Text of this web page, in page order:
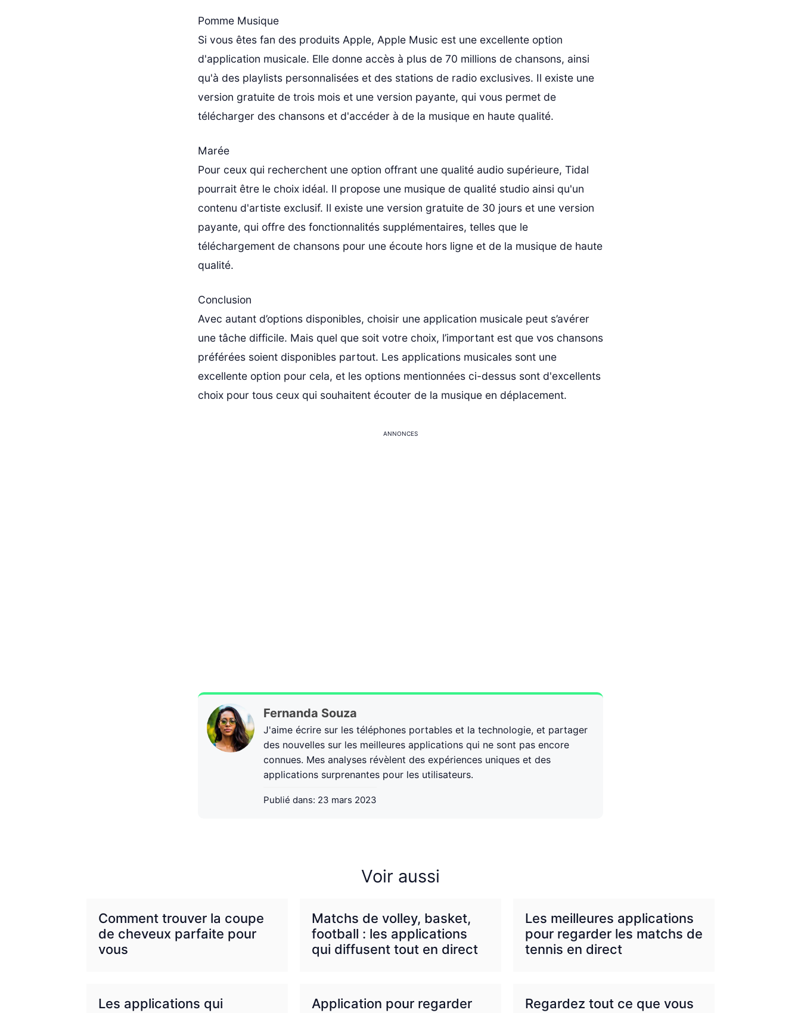
Pomme Musique
Si vous êtes fan des produits Apple, Apple Music est une excellente option
d'application musicale. Elle donne accès à plus de 70 millions de chansons, ainsi
qu'à des playlists personnalisées et des stations de radio exclusives. Il existe une
version gratuite de trois mois et une version payante, qui vous permet de
télécharger des chansons et d'accéder à de la musique en haute qualité.
Marée
Pour ceux qui recherchent une option offrant une qualité audio supérieure, Tidal
pourrait être le choix idéal. Il propose une musique de qualité studio ainsi qu'un
contenu d'artiste exclusif. Il existe une version gratuite de 30 jours et une version
payante, qui offre des fonctionnalités supplémentaires, telles que le
téléchargement de chansons pour une écoute hors ligne et de la musique de haute
qualité.
Conclusion
Avec autant d’options disponibles, choisir une application musicale peut s’avérer
une tâche difficile. Mais quel que soit votre choix, l’important est que vos chansons
préférées soient disponibles partout. Les applications musicales sont une
excellente option pour cela, et les options mentionnées ci-dessus sont d'excellents
choix pour tous ceux qui souhaitent écouter de la musique en déplacement.
ANNONCES
Fernanda Souza
J'aime écrire sur les téléphones portables et la technologie, et partager
des nouvelles sur les meilleures applications qui ne sont pas encore
connues. Mes analyses révèlent des expériences uniques et des
applications surprenantes pour les utilisateurs.
Publié dans: 23 mars 2023
Voir aussi
Comment trouver la coupe
de cheveux parfaite pour
vous
Matchs de volley, basket,
football : les applications
qui diffusent tout en direct
Les meilleures applications
pour regarder les matchs de
tennis en direct
Les applications qui
Application pour regarder
Regardez tout ce que vous